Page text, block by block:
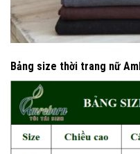
Bảng size thời trang nữ